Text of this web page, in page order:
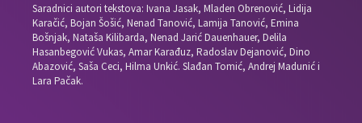
Saradnici autori tekstova: Ivana Jasak, Mladen Obrenović, Lidija
Karačić, Bojan Šošić, Nenad Tanović, Lamija Tanović, Emina
Bošnjak, Nataša Kilibarda, Nenad Jarić Dauenhauer, Delila
Hasanbegović Vukas, Amar Karađuz, Radoslav Dejanović, Dino
Abazović, Saša Ceci, Hilma Unkić. Slađan Tomić, Andrej Madunić i
Lara Pačak.